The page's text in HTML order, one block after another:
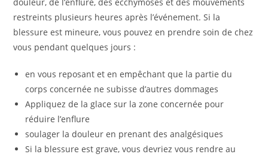
restreints plusieurs heures après l’événement. Si la
blessure est mineure, vous pouvez en prendre soin de chez
vous pendant quelques jours :
en vous reposant et en empêchant que la partie du
corps concernée ne subisse d’autres dommages
Appliquez de la glace sur la zone concernée pour
réduire l’enflure
soulager la douleur en prenant des analgésiques
Si la blessure est grave, vous devriez vous rendre au